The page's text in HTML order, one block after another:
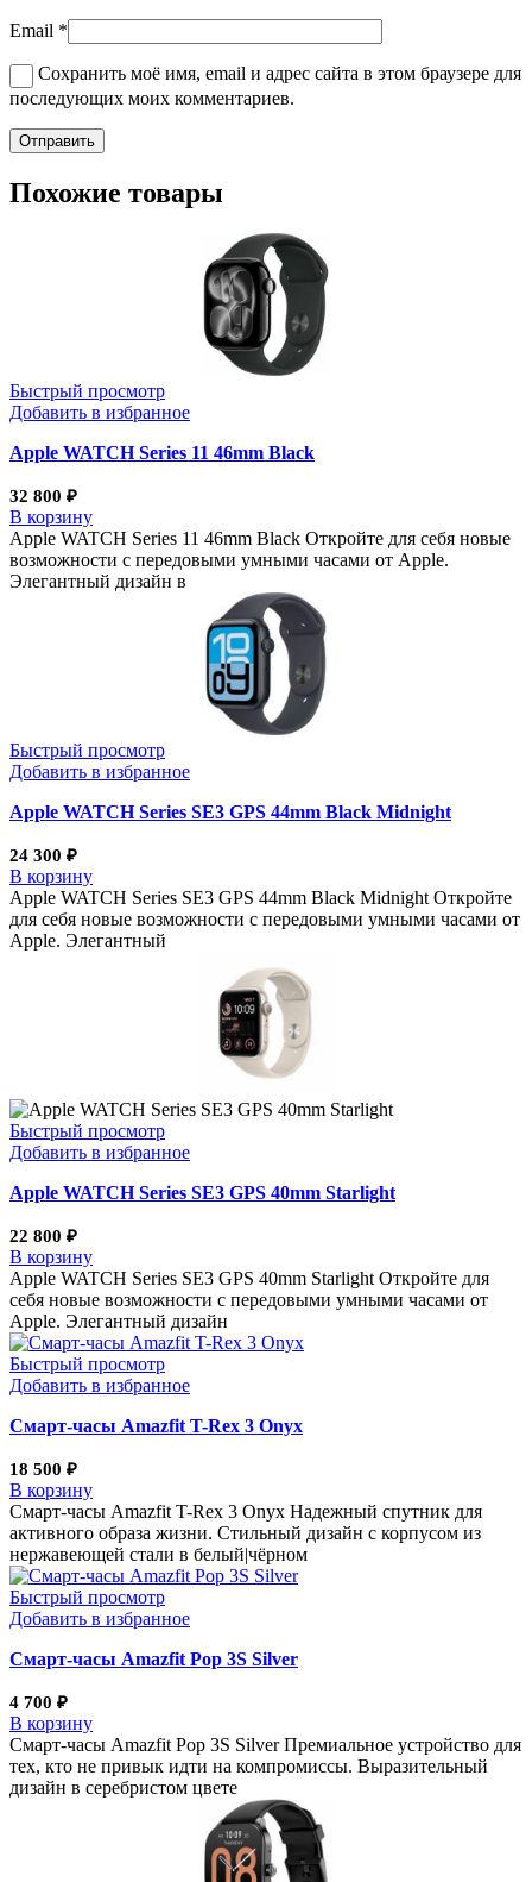
Email *
Сохранить моё имя, email и адрес сайта в этом браузере для
последующих моих комментариев.
Похожие товары
Быстрый просмотр
Добавить в избранное
Apple WATCH Series 11 46mm Black
32 800 ₽
В корзину
Apple WATCH Series 11 46mm Black Откройте для себя новые
возможности с передовыми умными часами от Apple.
Элегантный дизайн в
Быстрый просмотр
Добавить в избранное
Apple WATCH Series SE3 GPS 44mm Black Midnight
24 300 ₽
В корзину
Apple WATCH Series SE3 GPS 44mm Black Midnight Откройте
для себя новые возможности с передовыми умными часами от
Apple. Элегантный
Быстрый просмотр
Добавить в избранное
Apple WATCH Series SE3 GPS 40mm Starlight
22 800 ₽
В корзину
Apple WATCH Series SE3 GPS 40mm Starlight Откройте для
себя новые возможности с передовыми умными часами от
Apple. Элегантный дизайн
Быстрый просмотр
Добавить в избранное
Смарт-часы Amazfit T-Rex 3 Onyx
18 500 ₽
В корзину
Смарт-часы Amazfit T-Rex 3 Onyx Надежный спутник для
активного образа жизни. Стильный дизайн с корпусом из
нержавеющей стали в белый|чёрном
Быстрый просмотр
Добавить в избранное
Смарт-часы Amazfit Pop 3S Silver
4 700 ₽
В корзину
Смарт-часы Amazfit Pop 3S Silver Премиальное устройство для
тех, кто не привык идти на компромиссы. Выразительный
дизайн в серебристом цвете